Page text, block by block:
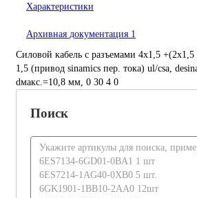
Характеристики
Архивная документация 1
Силовой кабель с разъемами 4x1,5 +(2x1,5
1,5 (привод sinamics пер. тока) ul/csa,
dмакс.=10,8 мм, 0 30 4 0
Поиск